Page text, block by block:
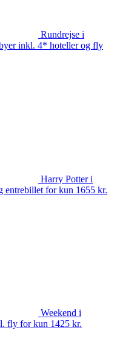
Rundrejse i
inkl. 4* hoteller og fly
Harry Potter i
entrebillet for kun 1655 kr.
Weekend i
fly for kun 1425 kr.